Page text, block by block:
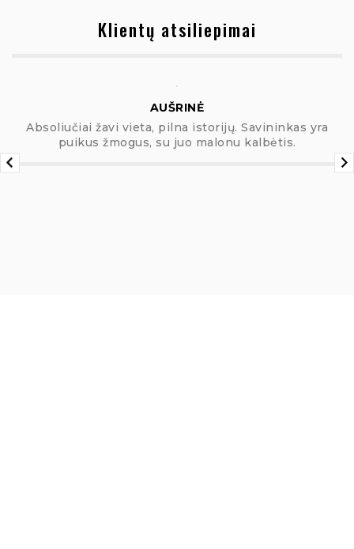
Klientų atsiliepimai
Absoliučiai žavi vieta, pilna istorijų. Savininkas yra
puikus žmogus, su juo malonu kalbėtis.
AUŠRINĖ